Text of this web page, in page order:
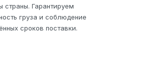
страны. Гарантируем
груза и соблюдение
сроков поставки.